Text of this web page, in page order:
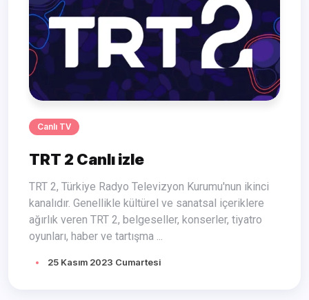
Canlı TV
TRT 2 Canlı izle
TRT 2, Türkiye Radyo Televizyon Kurumu'nun ikinci
kanalıdır. Genellikle kültürel ve sanatsal içeriklere
ağırlık veren TRT 2, belgeseller, konserler, tiyatro
oyunları, haber ve tartışma ...
25 Kasım 2023 Cumartesi